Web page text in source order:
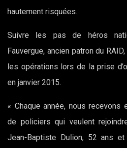
hautement risquées.
Suivre les pas de héros
Fauvergue, ancien patron du
les opérations lors de la prise
en janvier 2015.
« Chaque année, nous recevons
de policiers qui veulent
Jean-Baptiste Dulion, 52 ans